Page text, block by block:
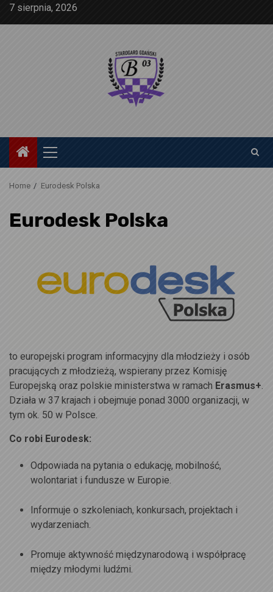
Skip7 sierpnia, 2026
Primary
Menu
Home Eurodesk Polska
Eurodesk Polska
to europejski program informacyjny dla młodzieży i osób
pracujących z młodzieżą, wspierany przez Komisję
Europejską oraz polskie ministerstwa w ramach Erasmus+
Działa w 37 krajach i obejmuje ponad 3000 organizacji, w
tym ok. 50 w Polsce.
Co robi Eurodesk:
Odpowiada na pytania o edukację, mobilność,
wolontariat i fundusze w Europie.
Informuje o szkoleniach, konkursach, projektach i
wydarzeniach.
Promuje aktywność międzynarodową i współpracę
między młodymi ludźmi.